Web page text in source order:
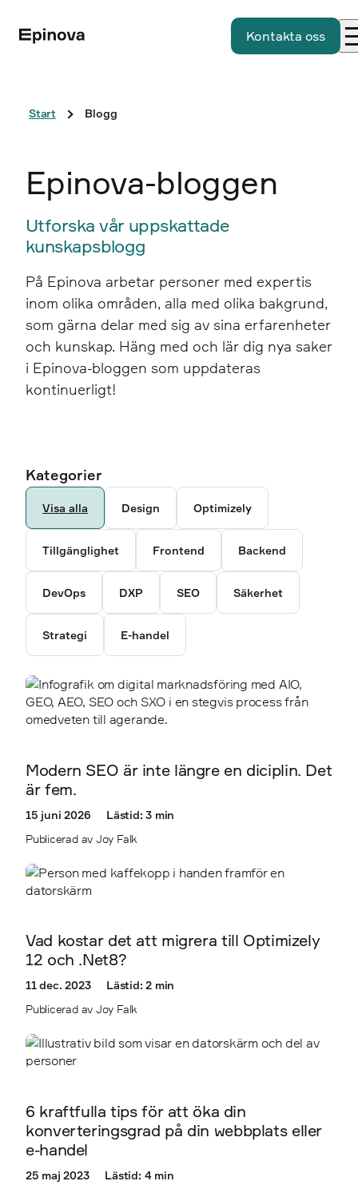
Kontakta oss
Start Blogg
Epinova-bloggen
Utforska vår uppskattade
kunskapsblogg
På Epinova arbetar personer med expertis
inom olika områden, alla med olika bakgrund,
som gärna delar med sig av sina erfarenheter
och kunskap. Häng med och lär dig nya saker
i Epinova-bloggen som uppdateras
kontinuerligt!
Ancestor pages
6792
5238
3878
2300
2360
2411
Authors
1462
Kategorier
Visa alla Design Optimizely
Tillgänglighet Frontend Backend
DevOps DXP SEO Säkerhet
Strategi E-handel
Modern SEO är inte längre en diciplin. Det
är fem.
15 juni 2026
Lästid: 3 min
Publicerad av Joy Falk
Vad kostar det att migrera till Optimizely
12 och .Net8?
11 dec. 2023
Lästid: 2 min
Publicerad av Joy Falk
6 kraftfulla tips för att öka din
konverteringsgrad på din webbplats eller
e-handel
25 maj 2023
Lästid: 4 min